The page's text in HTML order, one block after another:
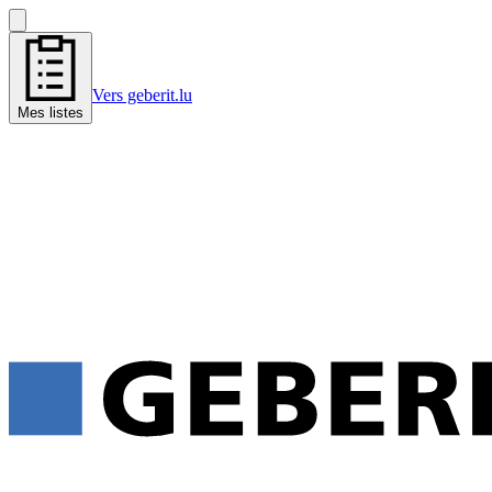
Mes listes
Vers geberit.lu